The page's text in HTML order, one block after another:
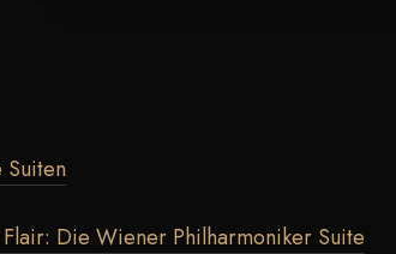
Suiten
Die Wiener Philharmoniker Suite